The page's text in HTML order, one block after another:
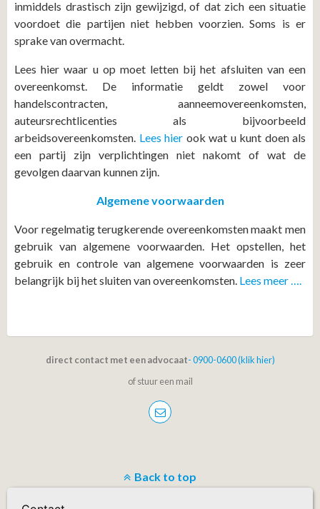
inmiddels drastisch zijn gewijzigd, of dat zich een situatie
voordoet die partijen niet hebben voorzien. Soms is er
sprake van overmacht.
Lees hier waar u op moet letten bij het afsluiten van een
overeenkomst. De informatie geldt zowel voor
handelscontracten, aanneemovereenkomsten,
auteursrechtlicenties als bijvoorbeeld
arbeidsovereenkomsten. Lees hier ook wat u kunt doen als
een partij zijn verplichtingen niet nakomt of wat de
gevolgen daarvan kunnen zijn.
Algemene voorwaarden
Voor regelmatig terugkerende overeenkomsten maakt men
gebruik van algemene voorwaarden. Het opstellen, het
gebruik en controle van algemene voorwaarden is zeer
belangrijk bij het sluiten van overeenkomsten. Lees meer ….
direct contact met een advocaat- 0900-0600 (klik hier)
of stuur een mail
Back to top